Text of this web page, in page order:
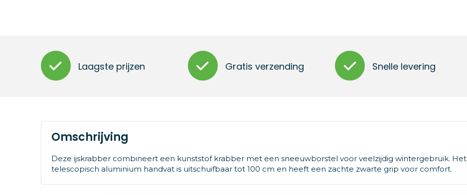
Laagste prijzen Gratis verzending Snelle levering
Omschrijving
Deze ijskrabber combineert een kunststof krabber met een sneeuwborstel voor veelzijdig wintergebruik. Het
telescopisch aluminium handvat is uitschuifbaar tot 100 cm en heeft een zachte zwarte grip voor comfort.